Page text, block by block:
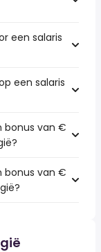
een salaris
een salaris
bonus van €
bonus van €